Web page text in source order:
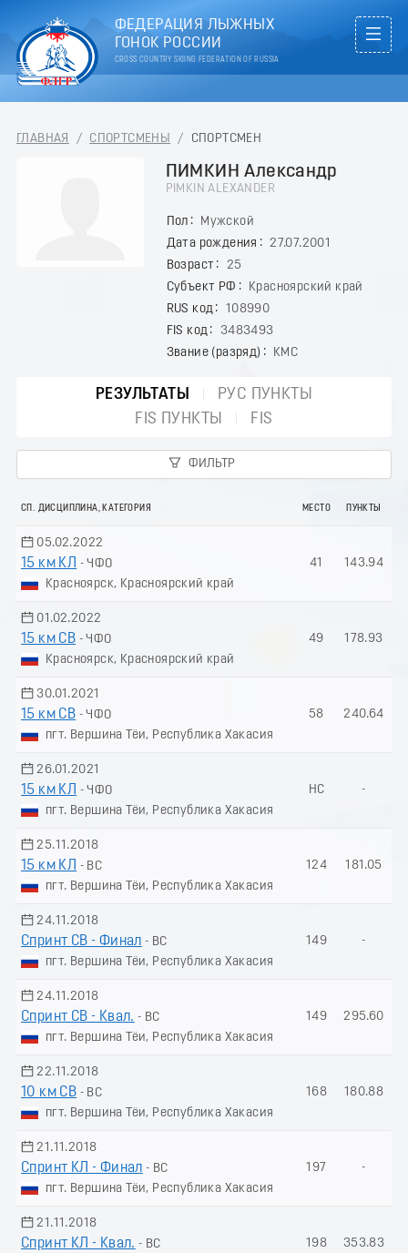
ФЕДЕРАЦИЯ ЛЫЖНЫХ
ГОНОК РОССИИ
CROSS COUNTRY SKIING FEDERATION OF RUSSIA
ГЛАВНАЯ / СПОРТСМЕНЫ / СПОРТСМЕН
ПИМКИН Александр
PIMKIN ALEXANDER
Пол
Мужской
Дата рождения
27.07.2001
Возраст
25
Субъект РФ
Красноярский край
RUS код
108990
FIS код
3483493
Звание (разряд)
КМС
РЕЗУЛЬТАТЫ
РУС ПУНКТЫ
FIS ПУНКТЫ
FIS
ФИЛЬТР
СП. ДИСЦИПЛИНА, КАТЕГОРИЯ МЕСТО ПУНКТЫ
05.02.2022
15 км КЛ
- ЧФО
Красноярск, Красноярский край
41 143.94
01.02.2022
15 км СВ - ЧФО
Красноярск, Красноярский край
49 178.93
30.01.2021
15 км СВ - ЧФО
пгт. Вершина Тёи, Республика Хакасия
58 240.64
26.01.2021
15 км КЛ
- ЧФО
пгт. Вершина Тёи, Республика Хакасия
НС -
25.11.2018
15 км КЛ
- ВС
пгт. Вершина Тёи, Республика Хакасия
124 181.05
24.11.2018
Спринт СВ - Финал - ВС
пгт. Вершина Тёи, Республика Хакасия
149 -
24.11.2018
Спринт СВ - Квал. - ВС
пгт. Вершина Тёи, Республика Хакасия
149 295.60
22.11.2018
10 км СВ - ВС
пгт. Вершина Тёи, Республика Хакасия
168 180.88
21.11.2018
Спринт КЛ - Финал - ВС
пгт. Вершина Тёи, Республика Хакасия
197 -
21.11.2018
Спринт КЛ - Квал. - ВС
198 353.83